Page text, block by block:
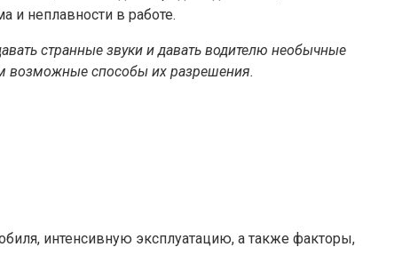
и неплавности в работе.
странные звуки и давать водителю необычные
возможные способы их разрешения.
интенсивную эксплуатацию, а также факторы,